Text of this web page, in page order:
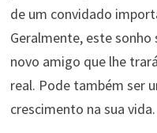
de um convidado
Geralmente, este
novo amigo que lhe
real. Pode também ser
crescimento na sua vida.